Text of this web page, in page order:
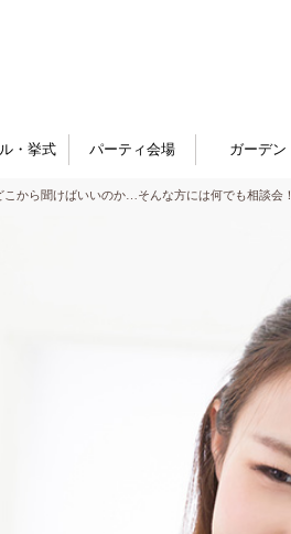
・挙式 パーティ会場 ガーデン
こから聞けばいいのか…そんな方には何でも相談会！